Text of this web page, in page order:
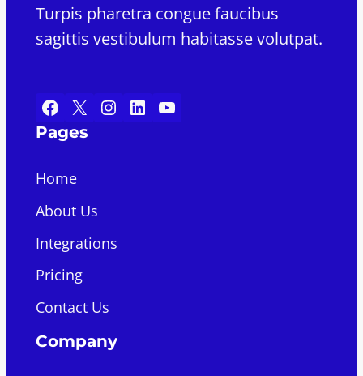
Turpis pharetra congue faucibus
sagittis vestibulum habitasse volutpat.
Facebook X Instagram LinkedIn YouTube
Pages
Home
About Us
Integrations
Pricing
Contact Us
Company